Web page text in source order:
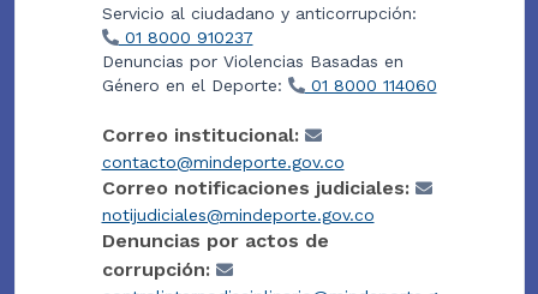
Servicio al ciudadano y anticorrupción:
01 8000 910237
Denuncias por Violencias Basadas en
Género en el Deporte:
01 8000 114060
Correo institucional:
contacto@mindeporte.gov.co
Correo notificaciones judiciales:
notijudiciales@mindeporte.gov.co
Denuncias por actos de
corrupción: